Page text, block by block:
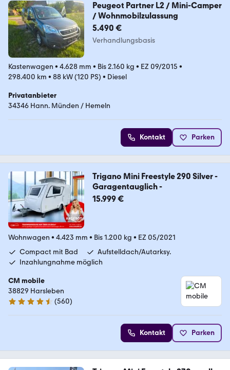
Peugeot Partner L2 / Mini-Camper
/ Wohnmobilzulassung
5.490 €
Verhandlungsbasis
Kastenwagen • 4.628 mm • Bis 2.160 kg • EZ 09/2015 •
298.400 km • 88 kW (120 PS) • Diesel
Privatanbieter
34346 Hann. Münden / Hemeln
Kontakt Parken
Trigano Mini Freestyle 290 Silver -
Garagentauglich -
15.999 €
Wohnwagen • 4.423 mm • Bis 1.200 kg • EZ 05/2021
Compact mit Bad
Aufstelldach/Autarksy.
Inzahlungnahme möglich
CM mobile
38829 Harsleben
4.7 Sterne
(560)
Kontakt Parken